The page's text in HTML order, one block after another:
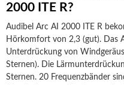
2000 ITE R?
Audibel Arc AI 2000 ITE R
Hörkomfort von 2,3 (gut). Das
Unterdrückung von
Sternen). Die
Sternen. 20 Frequenzbänder